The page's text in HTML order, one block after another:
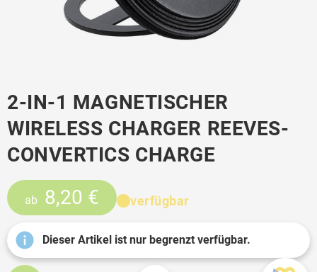
2-IN-1 MAGNETISCHER
WIRELESS CHARGER REEVES-
CONVERTICS CHARGE
ab 8,20 € verfügbar
Dieser Artikel ist nur begrenzt verfügbar.